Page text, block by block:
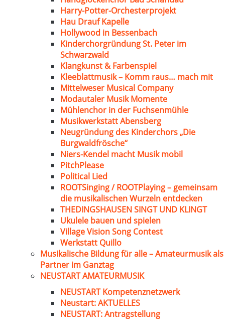
Harry-Potter-Orchesterprojekt
Hau Drauf Kapelle
Hollywood in Bessenbach
Kinderchorgründung St. Peter im
Schwarzwald
Klangkunst & Farbenspiel
Kleeblattmusik – Komm raus… mach mit
Mittelweser Musical Company
Modautaler Musik Momente
Mühlenchor in der Fuchsenmühle
Musikwerkstatt Abensberg
Neugründung des Kinderchors „Die
Burgwaldfrösche“
Niers-Kendel macht Musik mobil
PitchPlease
Political Lied
ROOTSinging / ROOTPlaying – gemeinsam
die musikalischen Wurzeln entdecken
THEDINGSHAUSEN SINGT UND KLINGT
Ukulele bauen und spielen
Village Vision Song Contest
Werkstatt Quillo
Musikalische Bildung für alle – Amateurmusik als
Partner im Ganztag
NEUSTART AMATEURMUSIK
NEUSTART Kompetenznetzwerk
Neustart: AKTUELLES
NEUSTART: Antragstellung